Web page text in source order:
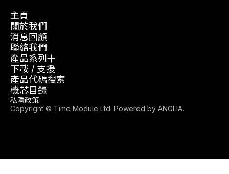
主頁
關於我們
消息回顧
聯絡我們
產品系列
下載 / 支援
產品代碼搜索
機芯目錄
Copyright © Time Module Ltd. Powered by ANGLIA.
私隱政策